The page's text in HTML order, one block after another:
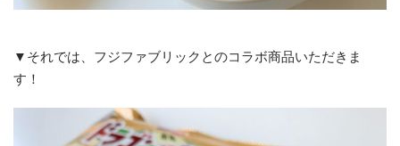
▼それでは、フジファブリックとのコラボ商品いただきま
す！